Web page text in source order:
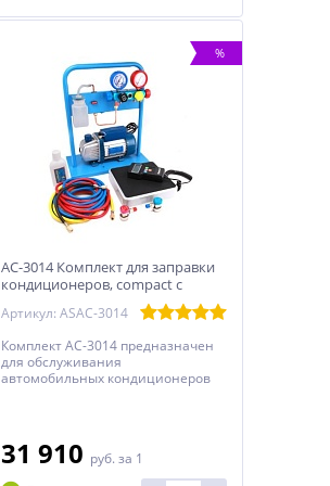
%
AC-3014 Комплект для заправки
кондиционеров, compact с
функцией заправки масла
Артикул: ASAC-3014
Комплект АС-3014 предназначен
для обслуживания
автомобильных кондиционеров
работающей на хладагенте R134a.
31 910 руб. за 1